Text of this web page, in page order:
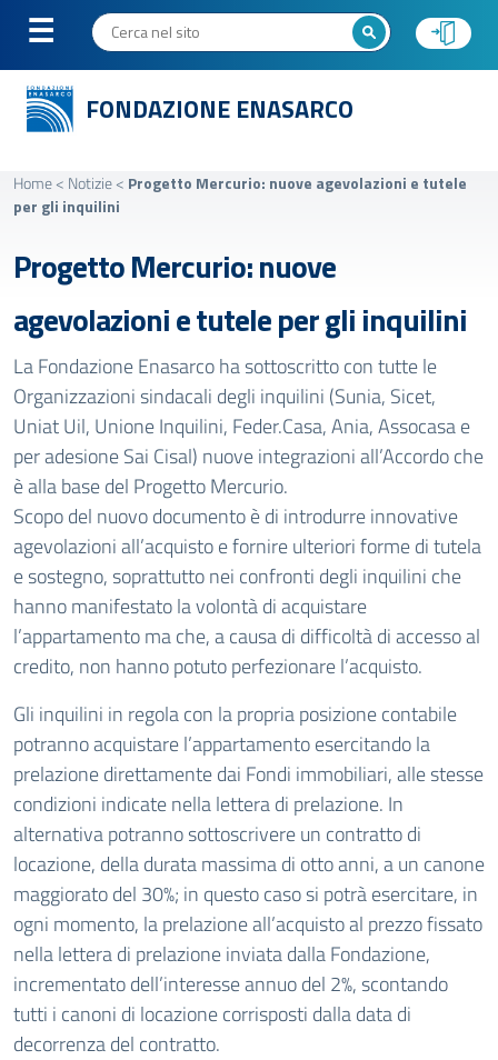
FONDAZIONE ENASARCO
Home< Notizie< Progetto Mercurio: nuove agevolazioni e tutele
per gli inquilini
Progetto Mercurio: nuove
agevolazioni e tutele per gli inquilini
La Fondazione Enasarco ha sottoscritto con tutte le
Organizzazioni sindacali degli inquilini (Sunia, Sicet,
Uniat Uil, Unione Inquilini, Feder.Casa, Ania, Assocasa e
per adesione Sai Cisal) nuove integrazioni all’Accordo che
è alla base del Progetto Mercurio.
Scopo del nuovo documento è di introdurre innovative
agevolazioni all’acquisto e fornire ulteriori forme di tutela
e sostegno, soprattutto nei confronti degli inquilini che
hanno manifestato la volontà di acquistare
l’appartamento ma che, a causa di difficoltà di accesso al
credito, non hanno potuto perfezionare l’acquisto.
Gli inquilini in regola con la propria posizione contabile
potranno acquistare l’appartamento esercitando la
prelazione direttamente dai Fondi immobiliari, alle stesse
condizioni indicate nella lettera di prelazione. In
alternativa potranno sottoscrivere un contratto di
locazione, della durata massima di otto anni, a un canone
maggiorato del 30%; in questo caso si potrà esercitare, in
ogni momento, la prelazione all’acquisto al prezzo fissato
nella lettera di prelazione inviata dalla Fondazione,
incrementato dell’interesse annuo del 2%, scontando
tutti i canoni di locazione corrisposti dalla data di
decorrenza del contratto.